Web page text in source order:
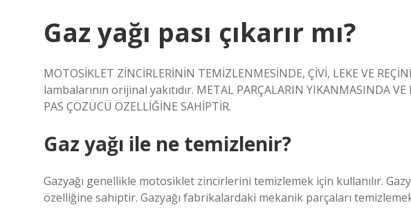
Gaz yağı pası çıkarır mı?
MOTOSİKLET ZİNCİRLERİNİN TEMİZLENMESİNDE, ÇİVİ, LEKE VE
lambalarının orijinal yakıtıdır. METAL PARÇALARIN YIKANMASINDA
PAS ÇÖZÜCÜ ÖZELLİĞİNE SAHİPTİR.
Gaz yağı ile ne temizlenir?
Gazyağı genellikle motosiklet zincirlerini temizlemek için kullanılır.
özelliğine sahiptir. Gazyağı fabrikalardaki mekanik parçaları